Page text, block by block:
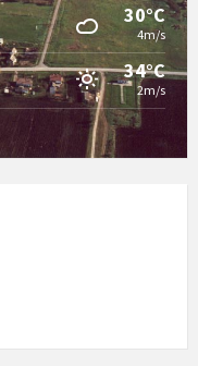
30°C
4m/s
34°C
2m/s